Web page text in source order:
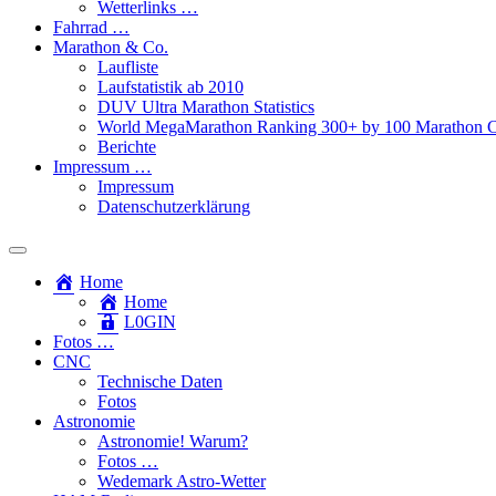
Wetterlinks …
Fahrrad …
Marathon & Co.
Laufliste
Laufstatistik ab 2010
DUV Ultra Marathon Statistics
World MegaMarathon Ranking 300+ by 100 Marathon
Berichte
Impressum …
Impressum
Datenschutzerklärung
Toggle
search
field
Home
Home
L​0​​GIN
Fotos …
CNC
Technische Daten
Fotos
Astronomie
Astronomie! Warum?
Fotos …
Wedemark Astro-Wetter